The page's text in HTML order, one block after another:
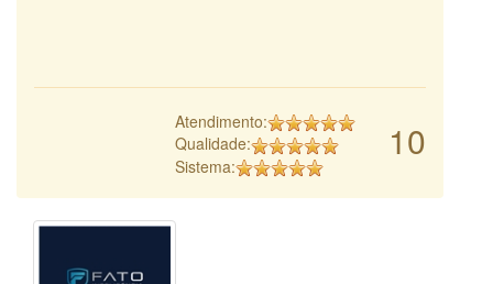
10
Atendimento:
Qualidade:
Sistema: